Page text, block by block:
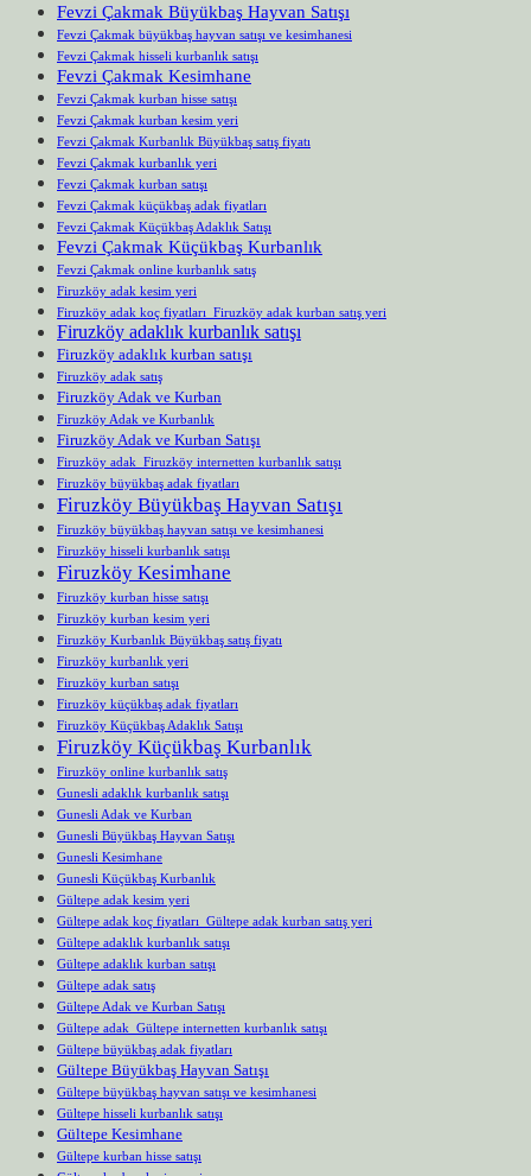
Fevzi Çakmak Büyükbaş Hayvan Satışı
Fevzi Çakmak büyükbaş hayvan satışı ve kesimhanesi
Fevzi Çakmak hisseli kurbanlık satışı
Fevzi Çakmak Kesimhane
Fevzi Çakmak kurban hisse satışı
Fevzi Çakmak kurban kesim yeri
Fevzi Çakmak Kurbanlık Büyükbaş satış fiyatı
Fevzi Çakmak kurbanlık yeri
Fevzi Çakmak kurban satışı
Fevzi Çakmak küçükbaş adak fiyatları
Fevzi Çakmak Küçükbaş Adaklık Satışı
Fevzi Çakmak Küçükbaş Kurbanlık
Fevzi Çakmak online kurbanlık satış
Firuzköy adak kesim yeri
Firuzköy adak koç fiyatları Firuzköy adak kurban satış yeri
Firuzköy adaklık kurbanlık satışı
Firuzköy adaklık kurban satışı
Firuzköy adak satış
Firuzköy Adak ve Kurban
Firuzköy Adak ve Kurbanlık
Firuzköy Adak ve Kurban Satışı
Firuzköy adak Firuzköy internetten kurbanlık satışı
Firuzköy büyükbaş adak fiyatları
Firuzköy Büyükbaş Hayvan Satışı
Firuzköy büyükbaş hayvan satışı ve kesimhanesi
Firuzköy hisseli kurbanlık satışı
Firuzköy Kesimhane
Firuzköy kurban hisse satışı
Firuzköy kurban kesim yeri
Firuzköy Kurbanlık Büyükbaş satış fiyatı
Firuzköy kurbanlık yeri
Firuzköy kurban satışı
Firuzköy küçükbaş adak fiyatları
Firuzköy Küçükbaş Adaklık Satışı
Firuzköy Küçükbaş Kurbanlık
Firuzköy online kurbanlık satış
Gunesli adaklık kurbanlık satışı
Gunesli Adak ve Kurban
Gunesli Büyükbaş Hayvan Satışı
Gunesli Kesimhane
Gunesli Küçükbaş Kurbanlık
Gültepe adak kesim yeri
Gültepe adak koç fiyatları Gültepe adak kurban satış yeri
Gültepe adaklık kurbanlık satışı
Gültepe adaklık kurban satışı
Gültepe adak satış
Gültepe Adak ve Kurban Satışı
Gültepe adak Gültepe internetten kurbanlık satışı
Gültepe büyükbaş adak fiyatları
Gültepe Büyükbaş Hayvan Satışı
Gültepe büyükbaş hayvan satışı ve kesimhanesi
Gültepe hisseli kurbanlık satışı
Gültepe Kesimhane
Gültepe kurban hisse satışı